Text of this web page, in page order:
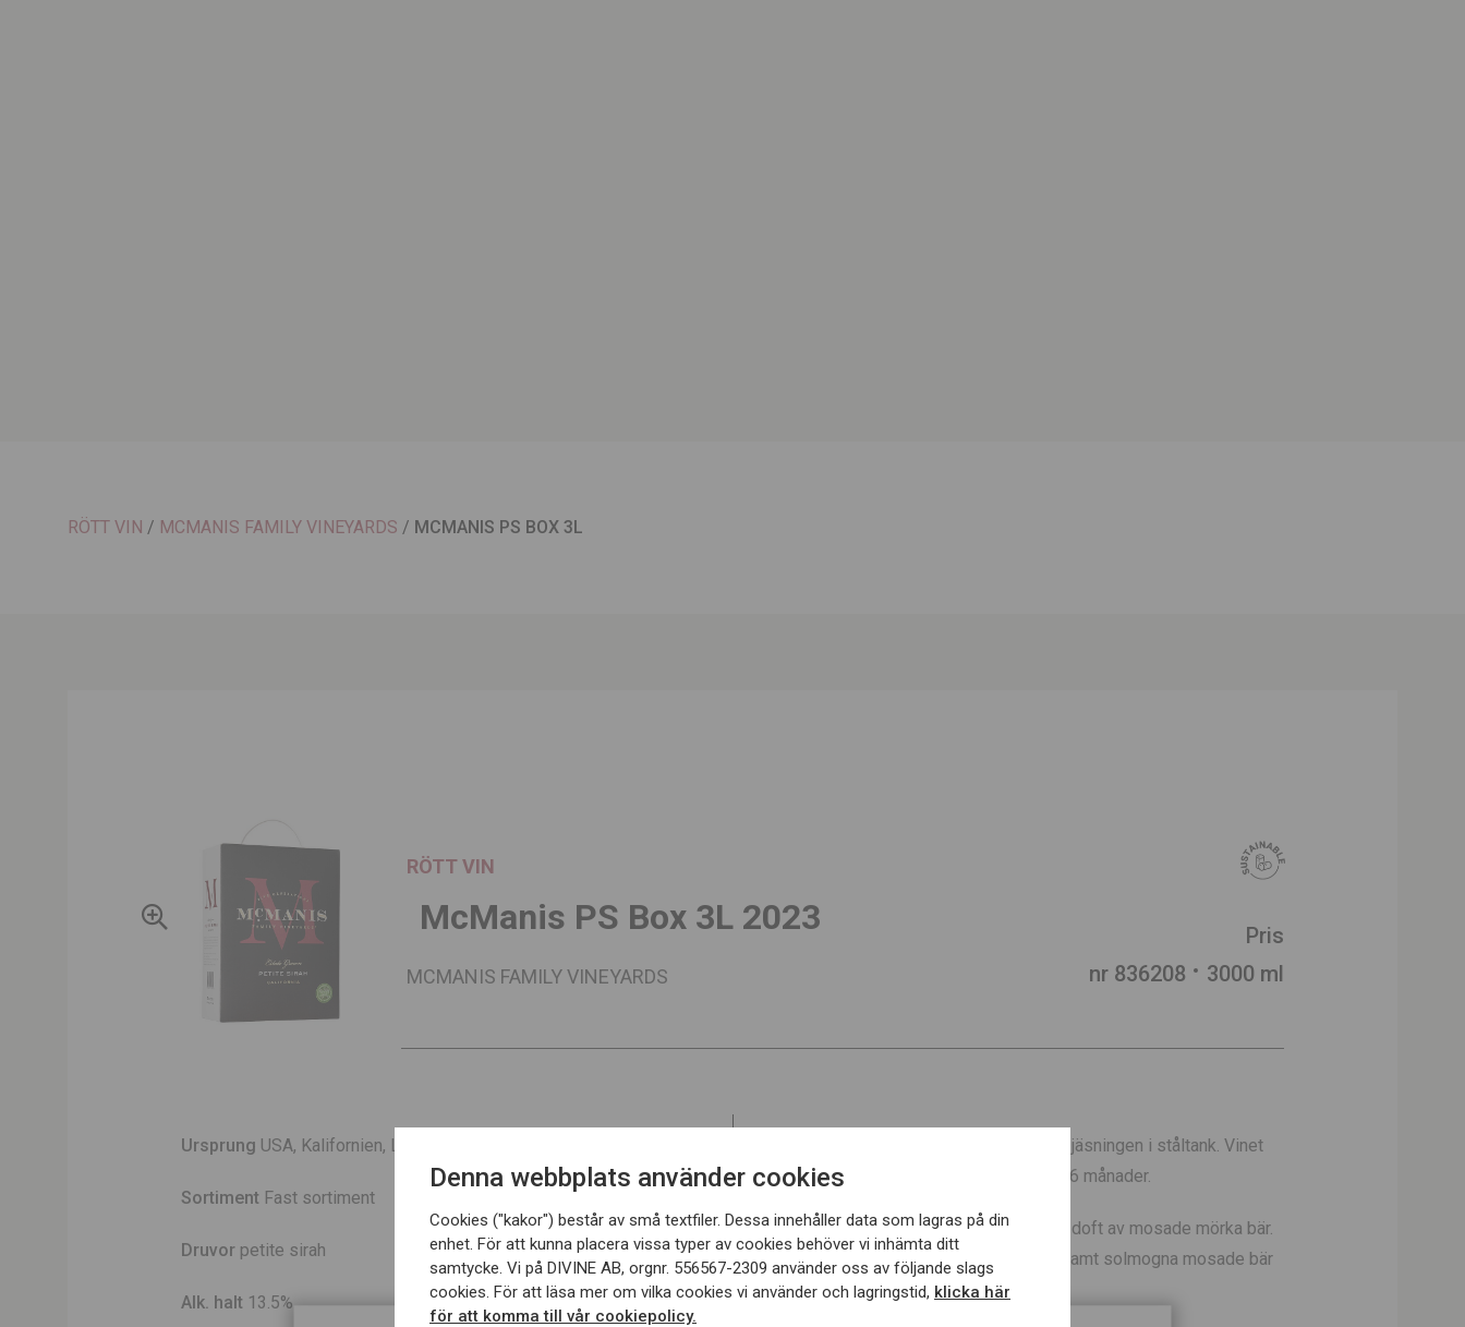
RÖTT VIN / MCMANIS FAMILY VINEYARDS / MCMANIS PS BOX 3L
RÖTT VIN
McManis PS Box 3L 2023
MCMANIS FAMILY VINEYARDS
Pris
nr 836208
3000 ml
Ursprung USA, Kalifornien, Lodi
Sortiment Fast sortiment
Druvor petite sirah
Alk. halt 13.5%
skalen i ca 8 dagar för att sedan avsluta jäsningen i ståltank. Vinet
har jäst med fransk och amerikansk ek i 6 månader.
Smakbeskrivningfin mörkröd färg. Stor doft av mosade mörka bär.
Vinet är mjukt men fylligt, med kryddor samt solmogna mosade bär
med vanilj.
Denna webbplats använder cookies
Cookies ("kakor") består av små textfiler. Dessa innehåller data som lagras på din
enhet. För att kunna placera vissa typer av cookies behöver vi inhämta ditt
samtycke. Vi på DIVINE AB, orgnr. 556567-2309 använder oss av följande slags
cookies. För att läsa mer om vilka cookies vi använder och lagringstid, klicka här
för att komma till vår cookiepolicy.